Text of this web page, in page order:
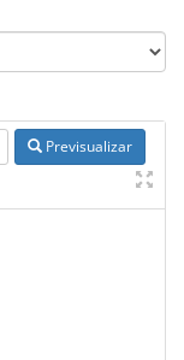
Previsualizar